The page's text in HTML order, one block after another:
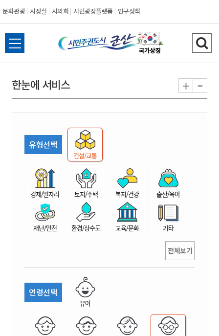
문화관광 시장실 시의회 시민광장플랫폼 인구정책
시
민
권
도
시
산
전
체
뉴
열
검
색
기
한눈에 서비스 + -
유형선택
건설/교통
경제/일자리 토지/주택 복지/건강 출산/육아
재난/안전 환경/상수도 교육/문화 기타
전체보기
연령선택
유아